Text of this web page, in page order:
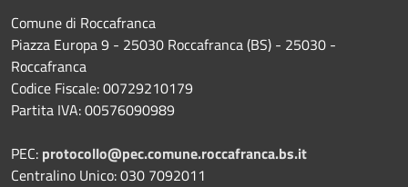
Comune di Roccafranca
Piazza Europa 9 - 25030 Roccafranca (BS) - 25030 -
Roccafranca
Codice Fiscale: 00729210179
Partita IVA: 00576090989
PEC: protocollo@pec.comune.roccafranca.bs.it
Centralino Unico: 030 7092011